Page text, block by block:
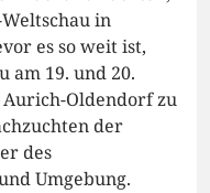
in
es so weit ist,
am 19. und 20.
Oldendorf zu
der
des
Umgebung.